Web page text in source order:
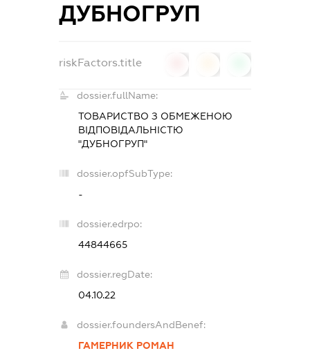
ДУБНОГРУП
riskFactors.title
dossier.fullName:
ТОВАРИСТВО З ОБМЕЖЕНОЮ
ВІДПОВІДАЛЬНІСТЮ
"ДУБНОГРУП"
dossier.opfSubType:
-
dossier.edrpo:
44844665
dossier.regDate:
04.10.22
dossier.foundersAndBenef:
ГАМЕРНИК РОМАН